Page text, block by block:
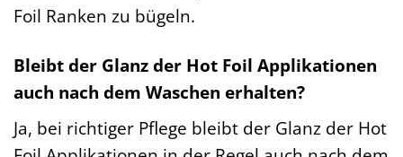
Foil Ranken zu bügeln.
Bleibt der Glanz der Hot Foil Applikationen
auch nach dem Waschen erhalten?
Ja, bei richtiger Pflege bleibt der Glanz der Hot